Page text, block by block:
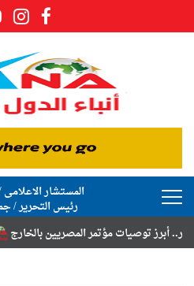
المستشار
رئيس التحرير /
توصيات مؤتمر المصريين بالخارج